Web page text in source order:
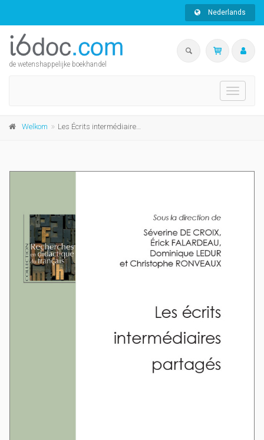
Nederlands
de wetenshappelijke boekhandel
Toggle
Welkom Les Écrits intermédiaires partagés